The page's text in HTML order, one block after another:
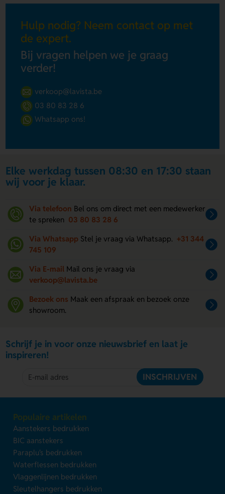
Hulp nodig? Neem contact op met
de expert.
Bij vragen helpen we je graag
verder!
verkoop@lavista.be
03 80 83 28 6
Whatsapp ons!
Elke werkdag tussen 08:30 en 17:30 staan
wij voor je klaar.
Via telefoon Bel ons om direct met een medewerker
te spreken 03 80 83 28 6
Via Whatsapp Stel je vraag via Whatsapp. +31 344
745 109
Via E-mail Mail ons je vraag via
verkoop@lavista.be
Bezoek ons Maak een afspraak en bezoek onze
showroom.
Schrijf je in voor onze nieuwsbrief en laat je
inspireren!
INSCHRIJVEN
Populaire artikelen
Aanstekers bedrukken
BIC aanstekers
Paraplu's bedrukken
Waterflessen bedrukken
Vlaggenlijnen bedrukken
Sleutelhangers bedrukken